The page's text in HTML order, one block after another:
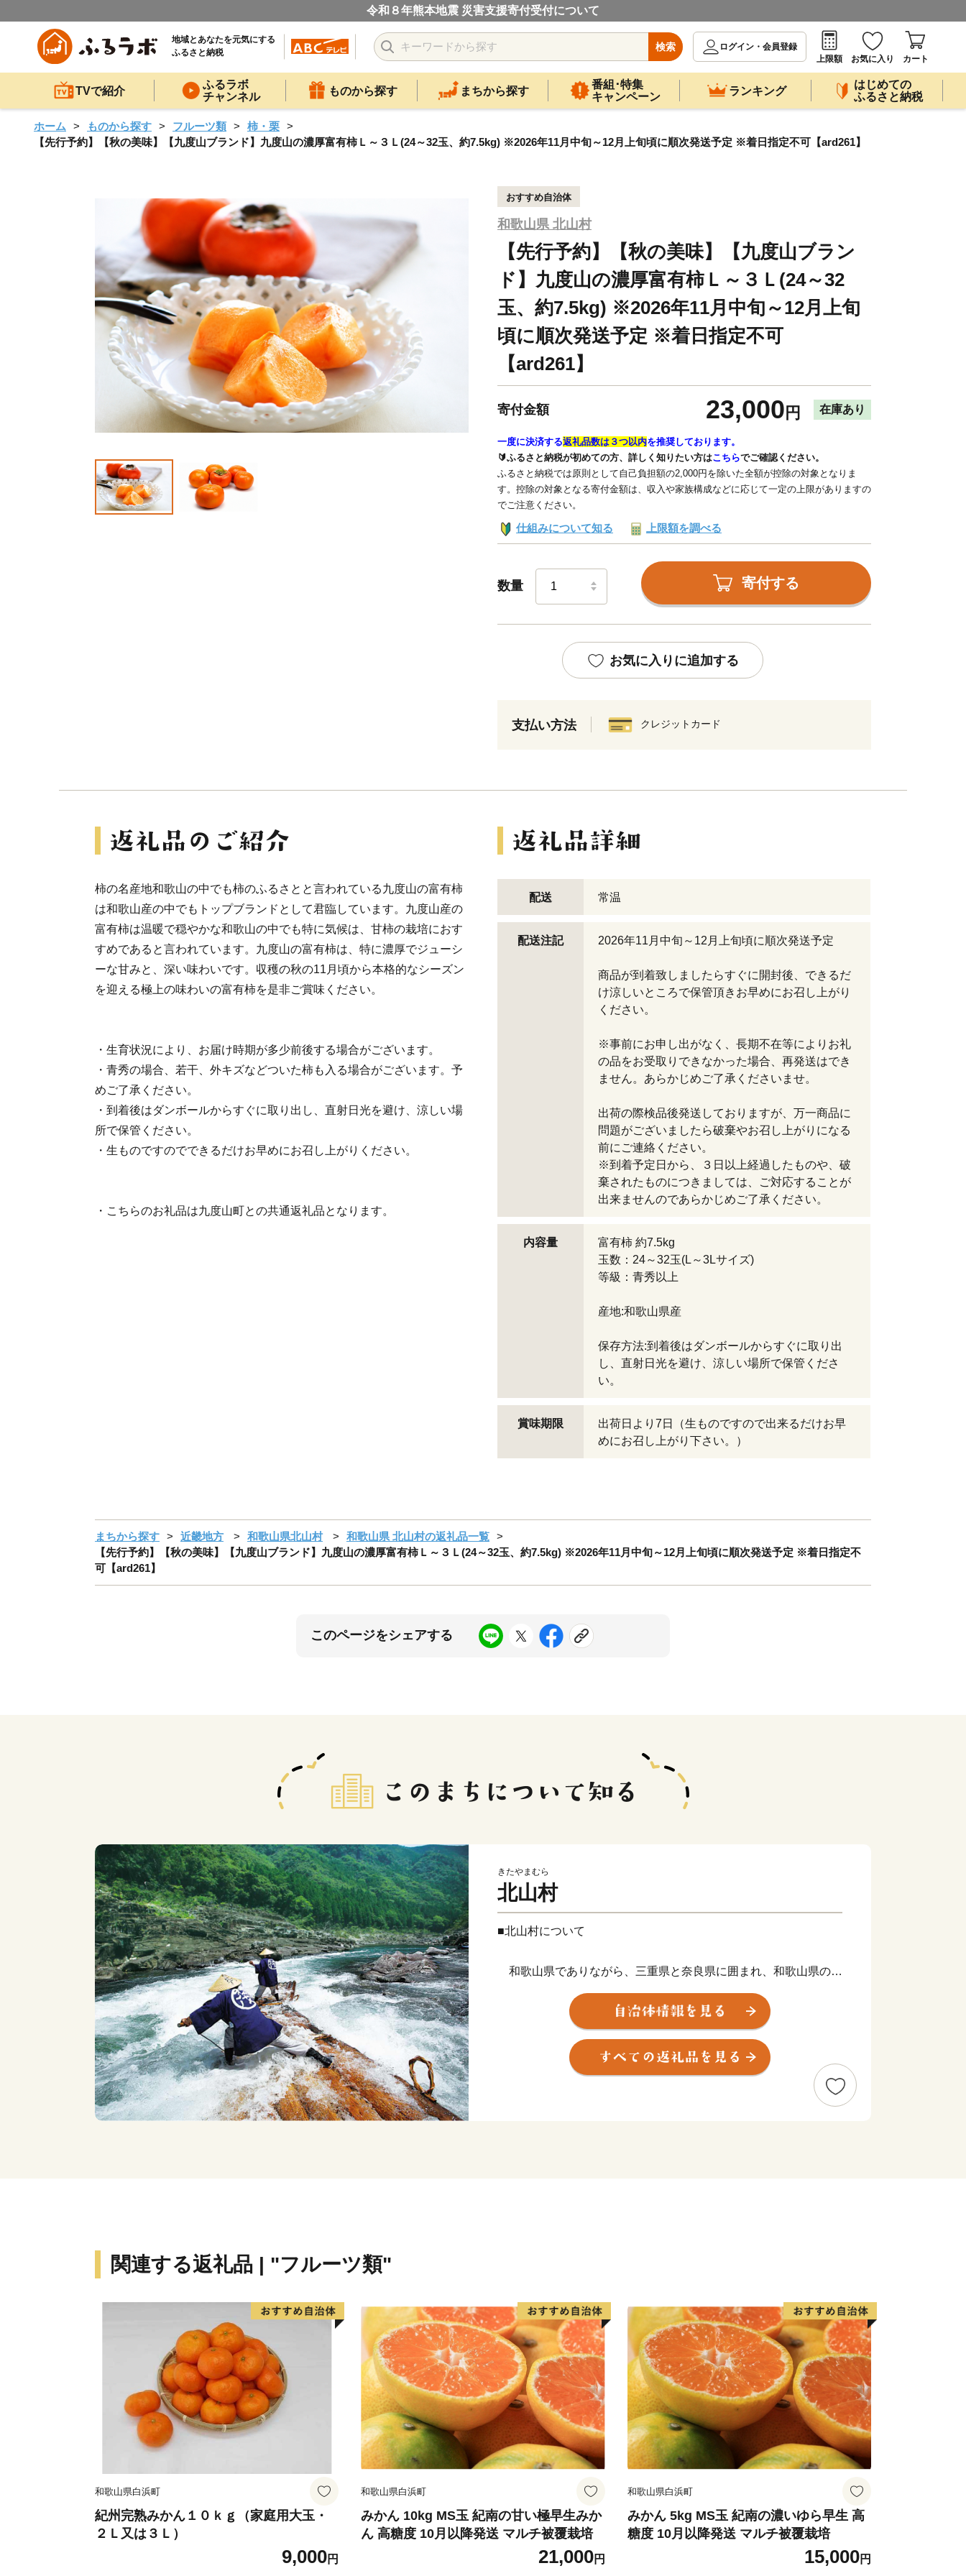
令和８年熊本地震 災害支援寄付受付について
地域とあなたを元気にする
ふるさと納税
検索
ログイン・会員登録
上限額
お気に入り カート
TVで紹介
ふるラボ
チャンネル
ものから探す まちから探す
番組･特集
キャンペーン
ランキング
はじめての
ふるさと納税
ホーム ものから探す フルーツ類
柿・栗
【先行予約】【秋の美味】【九度山ブランド】九度山の濃厚富有柿Ｌ～３Ｌ(24～32玉、約7.5kg) ※2026年11月中旬～12月上旬頃に順次発送予定 ※着日指定不可【ard261】
おすすめ自治体
和歌山県 北山村
【先行予約】【秋の美味】【九度山ブラン
ド】九度山の濃厚富有柿Ｌ～３Ｌ(24～32
玉、約7.5kg) ※2026年11月中旬～12月上旬
頃に順次発送予定 ※着日指定不可
【ard261】
寄付金額 23,000 円 在庫あり
一度に決済する返礼品数は３つ以内を推奨しております。
🔰ふるさと納税が初めての方、詳しく知りたい方はこちらでご確認ください。
ふるさと納税では原則として自己負担額の2,000円を除いた全額が控除の対象となりま
す。控除の対象となる寄付金額は、収入や家族構成などに応じて一定の上限がありますの
でご注意ください。
仕組みについて知る 上限額を調べる
数量 寄付する
お気に入りに追加する
支払い方法 クレジットカード
柿の名産地和歌山の中でも柿のふるさとと言われている九度山の富有柿
は和歌山産の中でもトップブランドとして君臨しています。九度山産の
富有柿は温暖で穏やかな和歌山の中でも特に気候は、甘柿の栽培におす
すめであると言われています。九度山の富有柿は、特に濃厚でジューシ
ーな甘みと、深い味わいです。収穫の秋の11月頃から本格的なシーズン
を迎える極上の味わいの富有柿を是非ご賞味ください。
・生育状況により、お届け時期が多少前後する場合がございます。
・青秀の場合、若干、外キズなどついた柿も入る場合がございます。予
めご了承ください。
・到着後はダンボールからすぐに取り出し、直射日光を避け、涼しい場
所で保管ください。
・生ものですのでできるだけお早めにお召し上がりください。
・こちらのお礼品は九度山町との共通返礼品となります。
配送 常温
配送注記 2026年11月中旬～12月上旬頃に順次発送予定
商品が到着致しましたらすぐに開封後、できるだ
け涼しいところで保管頂きお早めにお召し上がり
ください。
※事前にお申し出がなく、長期不在等によりお礼
の品をお受取りできなかった場合、再発送はでき
ません。あらかじめご了承くださいませ。
出荷の際検品後発送しておりますが、万一商品に
問題がございましたら破棄やお召し上がりになる
前にご連絡ください。
※到着予定日から、３日以上経過したものや、破
棄されたものにつきましては、ご対応することが
出来ませんのであらかじめご了承ください。
内容量
富有柿 約7.5kg
玉数：24～32玉(L～3Lサイズ)
等級：青秀以上
産地:和歌山県産
保存方法:到着後はダンボールからすぐに取り出
し、直射日光を避け、涼しい場所で保管くださ
い。
賞味期限
出荷日より7日（生ものですので出来るだけお早
めにお召し上がり下さい。）
まちから探す 近畿地方 和歌山県北山村
和歌山県 北山村の返礼品一覧
【先行予約】【秋の美味】【九度山ブランド】九度山の濃厚富有柿Ｌ～３Ｌ(24～32玉、約7.5kg) ※2026年11月中旬～12月上旬頃に順次発送予定 ※着日指定不
可【ard261】
このページをシェアする
きたやまむら
北山村
■北山村について
和歌山県でありながら、三重県と奈良県に囲まれ、和歌山県のど
の市町村とも隣接しない特殊な位置にある北山村は、日本で唯一の
飛び地の村です。村の97%を山林が占め、すぐそばを北山川が悠々
と流れる自然豊かな人口500人程度の小さな村です。
過去に「美しい日本のむら景観コンテスト」で農林水産大臣賞を受
賞したこともあります。
以前は交通も不便で「陸の孤島」と呼ばれるほどでしたが、ここ数
<幻の果実・じゃばら>
昔から北山村に自生していた自然雑種で、北山村でしか栽培されて
いないことから「幻の果実」と呼ばれています。見た目は普通の柑
橘類ですが、実際に食べてみると独特の風味があります。昔はあま
り知られていませんでしたが、現在ではメディアでも取り上げられ
村の基幹を担う産業に発展しました。
★ABCテレビのニュース情報番組「キャスト」で、「じゃばらい
👉じゃばらポン酢 じゃぽん 360ml×3本
👉その他のじゃばら関連返礼品を見る
関連する返礼品 | "フルーツ類"
和歌山県白浜町
紀州完熟みかん１０ｋｇ（家庭用大玉・
２Ｌ又は３Ｌ）
9,000円
和歌山県白浜町
みかん 10kg MS玉 紀南の甘い極早生みか
ん 高糖度 10月以降発送 マルチ被覆栽培
21,000円
和歌山県白浜町
みかん 5kg MS玉 紀南の濃いゆら早生 高
糖度 10月以降発送 マルチ被覆栽培
15,000円